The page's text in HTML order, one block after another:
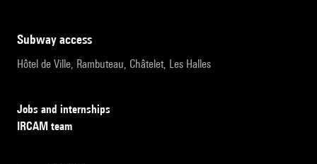
subway access
Hôtel de Ville, Rambuteau, Châtelet, Les Halles
Jobs and internships
IRCAM team